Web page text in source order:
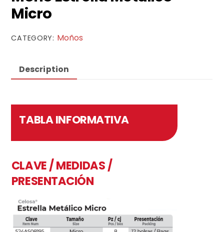
Micro
CATEGORY: Moños
Description
TABLA INFORMATIVA
CLAVE / MEDIDAS /
PRESENTACIÓN